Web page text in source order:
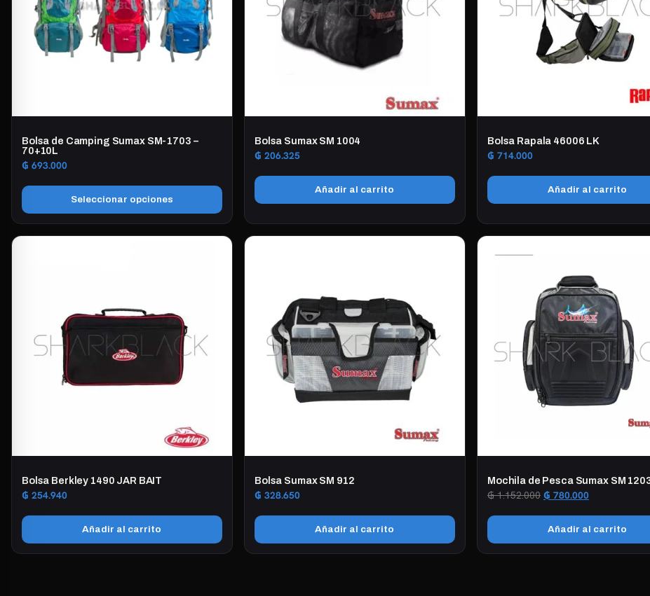
Bolsa de Camping Sumax SM-1703 –
70+10L
₲ 693.000
Seleccionar opciones
producto
opciones
Bolsa Sumax SM 1004
₲ 206.325
Añadir al carrito
Bolsa Rapala 46006 LK
₲ 714.000
Añadir al carrito
Bolsa Berkley 1490 JAR BAIT
₲ 254.940
Añadir al carrito
Bolsa Sumax SM 912
₲ 328.650
Añadir al carrito
Mochila de Pesca Sumax SM
₲1.152.000 El
era:
₲ 780.000El
es:
Añadir al carrito